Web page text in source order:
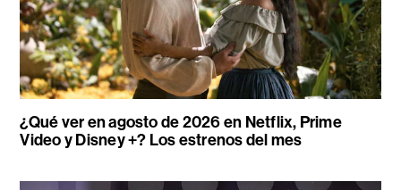
¿Qué ver en agosto de 2026 en Netflix, Prime
Video y Disney +? Los estrenos del mes